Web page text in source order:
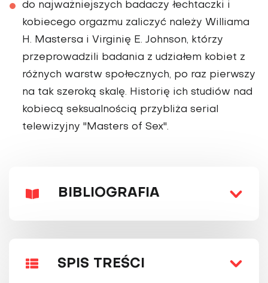
do najważniejszych badaczy łechtaczki i
kobiecego orgazmu zaliczyć należy Williama
H. Mastersa i Virginię E. Johnson, którzy
przeprowadzili badania z udziałem kobiet z
różnych warstw społecznych, po raz pierwszy
na tak szeroką skalę. Historię ich studiów nad
kobiecą seksualnością przybliża serial
telewizyjny "Masters of Sex".
BIBLIOGRAFIA
SPIS TREŚCI